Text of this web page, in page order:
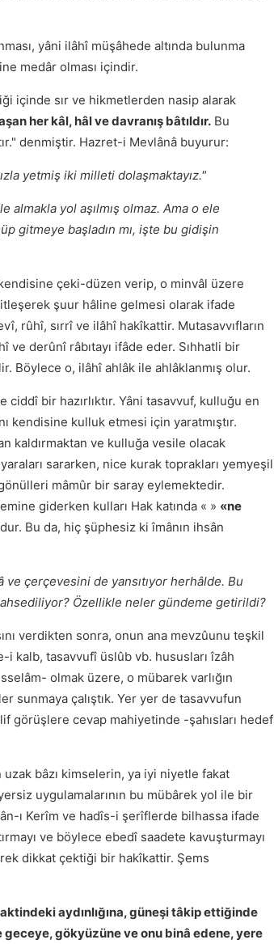
yâni ilâhî müşâhede altında bulunma
medâr olması içindir.
içinde sır ve hikmetlerden nasip alarak
her kâl, hâl ve davranış bâtıldır. Bu
denmiştir. Hazret-i Mevlânâ buyurur:
yetmiş iki milleti dolaşmaktayız."
almakla yol aşılmış olmaz. Ama o ele
gitmeye başladın mı, işte bu gidişin
çeki-düzen verip, o minvâl üzere
şuur hâline gelmesi olarak ifade
rûhî, sırrî ve ilâhî hakîkattir. Mutasavvıfların
ve derûnî râbıtayı ifâde eder. Sıhhatli bir
Böylece o, ilâhî ahlâk ile ahlâklanmış olur.
bir hazırlıktır. Yâni tasavvuf, kulluğu en
kendisine kulluk etmesi için yaratmıştır.
kaldırmaktan ve kulluğa vesile olacak
sararken, nice kurak toprakları yemyeşil
mâmûr bir saray eylemektedir.
giderken kulları Hak katında « » «ne
Bu da, hiç şüphesiz ki îmânın ihsân
ve çerçevesini de yansıtıyor herhâlde. Bu
Özellikle neler gündeme getirildi?
verdikten sonra, onun ana mevzûunu teşkil
kalb, tasavvufî üslûb vb. hususları îzâh
olmak üzere, o mübarek varlığın
sunmaya çalıştık. Yer yer de tasavvufun
görüşlere cevap mahiyetinde -şahısları hedef
bâzı kimselerin, ya iyi niyetle fakat
uygulamalarının bu mübârek yol ile bir
ı Kerîm ve hadîs-i şerîflerde bilhassa ifade
ve böylece ebedî saadete kavuşturmayı
dikkat çektiği bir hakîkattir. Şems
aydınlığına, güneşi tâkip ettiğinde
geceye, gökyüzüne ve onu binâ edene, yere